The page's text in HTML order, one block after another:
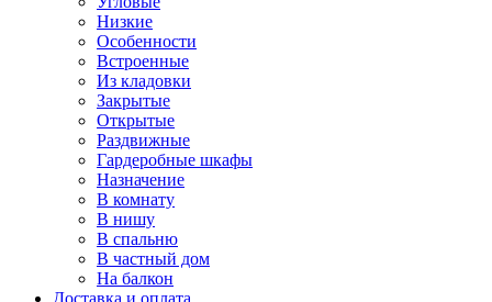
Низкие
Особенности
Встроенные
Из кладовки
Закрытые
Открытые
Раздвижные
Гардеробные шкафы
Назначение
В комнату
В нишу
В спальню
В частный дом
На балкон
Доставка и оплата